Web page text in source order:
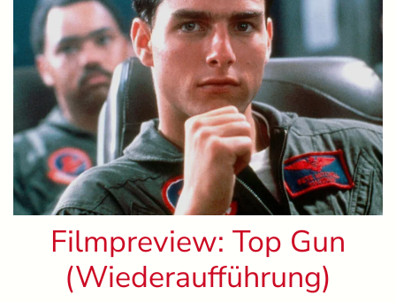
Filmpreview: Top Gun
(Wiederaufführung)